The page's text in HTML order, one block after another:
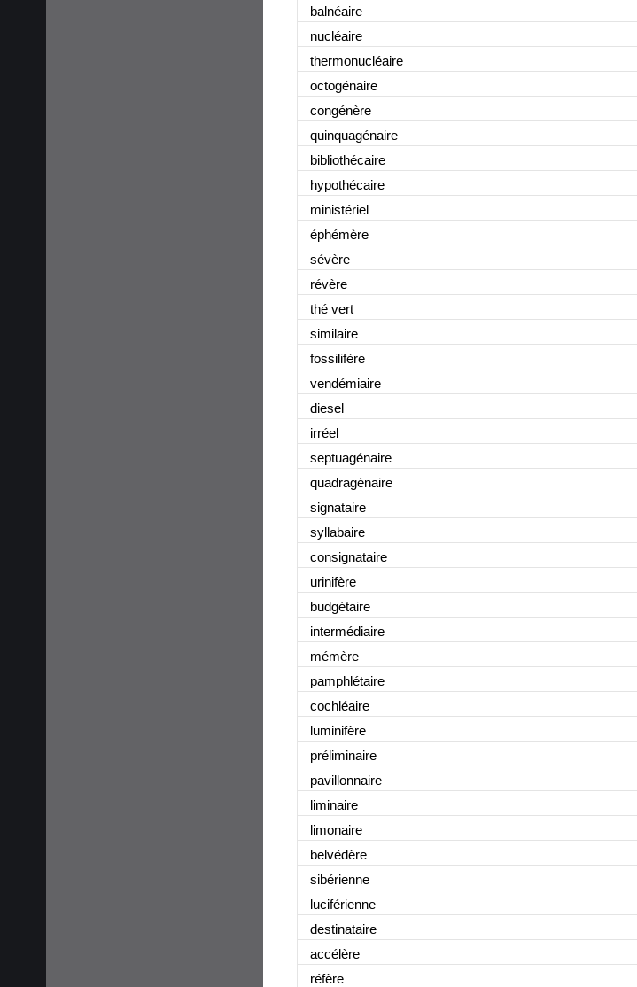
balnéaire
nucléaire
thermonucléaire
octogénaire
congénère
quinquagénaire
bibliothécaire
hypothécaire
ministériel
éphémère
sévère
révère
thé vert
similaire
fossilifère
vendémiaire
diesel
irréel
septuagénaire
quadragénaire
signataire
syllabaire
consignataire
urinifère
budgétaire
intermédiaire
mémère
pamphlétaire
cochléaire
luminifère
préliminaire
pavillonnaire
liminaire
limonaire
belvédère
sibérienne
luciférienne
destinataire
accélère
réfère